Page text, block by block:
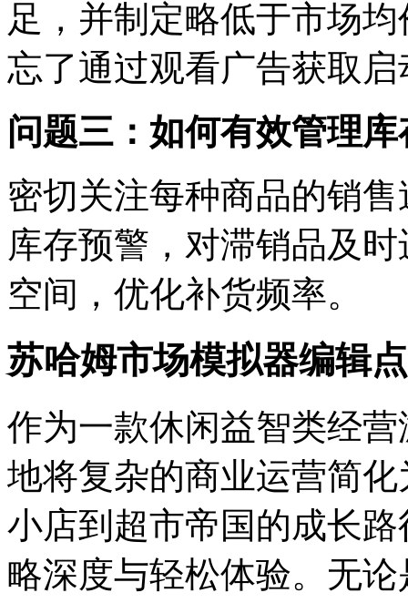
足，并制定略低于市场
忘了通过观看广告获取
问题三：如何有效管理
密切关注每种商品的销
库存预警，对滞销品及
空间，优化补货频率。
苏哈姆市场模拟器编辑
作为一款休闲益智类经
地将复杂的商业运营简
小店到超市帝国的成长
略深度与轻松体验。无